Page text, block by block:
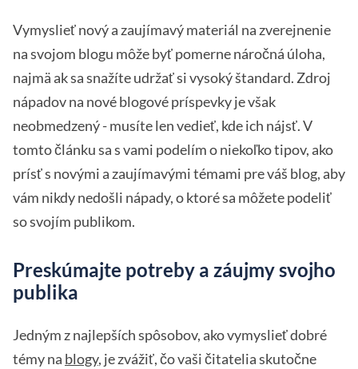
Vymyslieť nový a zaujímavý materiál na zverejnenie
na svojom blogu môže byť pomerne náročná úloha,
najmä ak sa snažíte udržať si vysoký štandard. Zdroj
nápadov na nové blogové príspevky je však
neobmedzený - musíte len vedieť, kde ich nájsť. V
tomto článku sa s vami podelím o niekoľko tipov, ako
prísť s novými a zaujímavými témami pre váš blog, aby
vám nikdy nedošli nápady, o ktoré sa môžete podeliť
so svojím publikom.
Preskúmajte potreby a záujmy svojho
publika
Jedným z najlepších spôsobov, ako vymyslieť dobré
témy na blogy, je zvážiť, čo vaši čitatelia skutočne